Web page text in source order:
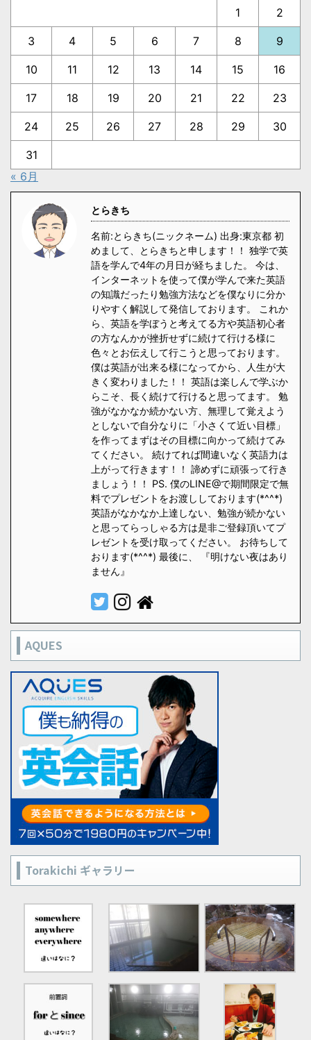
1 2
3 4 5 6 7 8 9
10 11 12 13 14 15 16
17 18 19 20 21 22 23
24 25 26 27 28 29 30
31
« 6月
とらきち
名前:とらきち(ニックネーム) 出身:東京都 初
めまして、とらきちと申します！！ 独学で英
語を学んで4年の月日が経ちました。 今は、
インターネットを使って僕が学んで来た英語
の知識だったり勉強方法などを僕なりに分か
りやすく解説して発信しております。 これか
ら、英語を学ぼうと考えてる方や英語初心者
の方なんかが挫折せずに続けて行ける様に
色々とお伝えして行こうと思っております。
僕は英語が出来る様になってから、人生が大
きく変わりました！！ 英語は楽しんで学ぶか
らこそ、長く続けて行けると思ってます。 勉
強がなかなか続かない方、無理して覚えよう
としないで自分なりに「小さくて近い目標」
を作ってまずはその目標に向かって続けてみ
てください。 続けてれば間違いなく英語力は
上がって行きます！！ 諦めずに頑張って行き
ましょう！！ PS. 僕のLINE@で期間限定で無
料でプレゼントをお渡ししております(*^^*)
英語がなかなか上達しない、勉強が続かない
と思ってらっしゃる方は是非ご登録頂いてプ
レゼントを受け取ってください。 お待ちして
おります(*^^*) 最後に、 『明けない夜はあり
ません』
AQUES
Torakichi ギャラリー